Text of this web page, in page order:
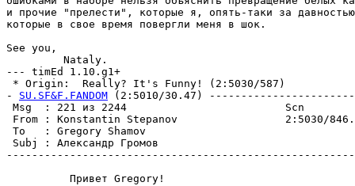
и прочие "прелести", которые я, опять-таки за
которые в свое вpемя повергли меня в шок.
See you,
         Nataly.
--- timEd 1.10.g1+
* Origin:  Really? It's Funny! (2:5030/587)
- SU.SF&F.FANDOM (2:5010/30.47)
Msg  : 221 из 2244
From : Konstantin Stepanov                 2:5030/
To   : Gregory Shamov
Subj :
          Привет Gregory!